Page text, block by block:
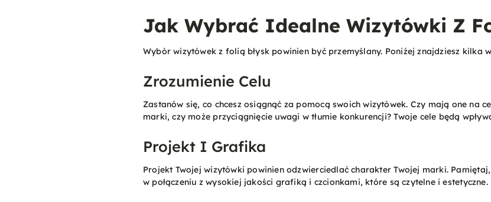
Jak Wybrać Idealne Wizytówki Z
Wybór wizytówek z folią błysk powinien być przemyślany. Poniżej znajdziesz kilka
Zrozumienie Celu
Zastanów się, co chcesz osiągnąć za pomocą swoich wizytówek. Czy mają one na
marki, czy może przyciągnięcie uwagi w tłumie konkurencji? Twoje cele będą
Projekt I Grafika
Projekt Twojej wizytówki powinien odzwierciedlać charakter Twojej marki.
w połączeniu z wysokiej jakości grafiką i czcionkami, które są czytelne i estetyczne.